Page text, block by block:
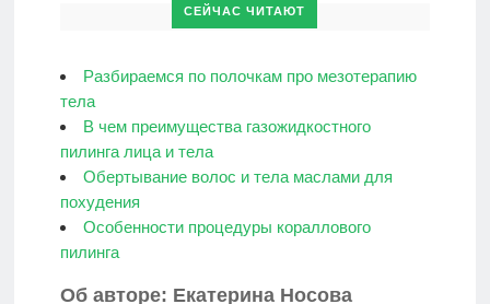
СЕЙЧАС ЧИТАЮТ
Разбираемся по полочкам про мезотерапию
тела
В чем преимущества газожидкостного
пилинга лица и тела
Обертывание волос и тела маслами для
похудения
Особенности процедуры кораллового
пилинга
Об авторе: Екатерина Носова